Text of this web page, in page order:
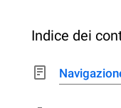
Indice dei